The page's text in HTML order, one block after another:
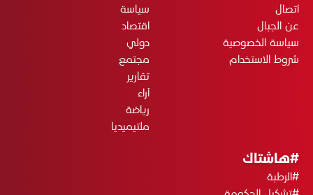
اتصال
عن الجبال
سياسة الخصوصية
شروط الاستخدام
سياسة
اقتصاد
دولي
مجتمع
تقارير
آراء
رياضة
ملتيميديا
#هاشتاك
#الرطبة